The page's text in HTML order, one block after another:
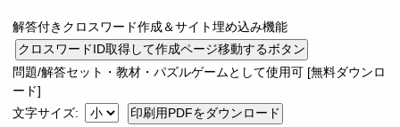
解答付きクロスワード作成＆サイト埋め込み機能
問題/解答セット・教材・パズルゲームとして使用可 [無料ダウンロ
ード]
文字サイズ: